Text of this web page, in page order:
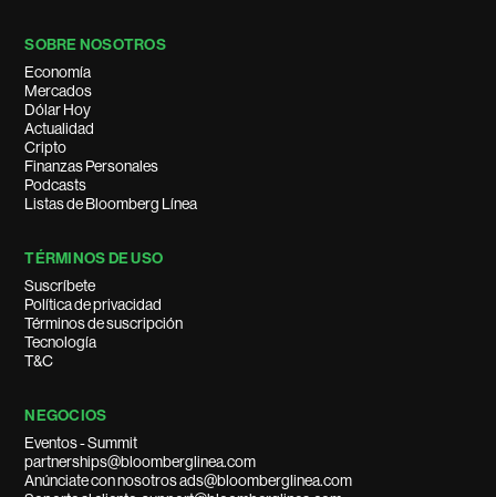
SOBRE NOSOTROS
Economía
Mercados
Dólar Hoy
Actualidad
Cripto
Finanzas Personales
Podcasts
Listas de Bloomberg Línea
TÉRMINOS DE USO
Suscríbete
Política de privacidad
Términos de suscripción
Tecnología
T&C
NEGOCIOS
Eventos - Summit
partnerships@bloomberglinea.com
Anúnciate con nosotros ads@bloomberglinea.com